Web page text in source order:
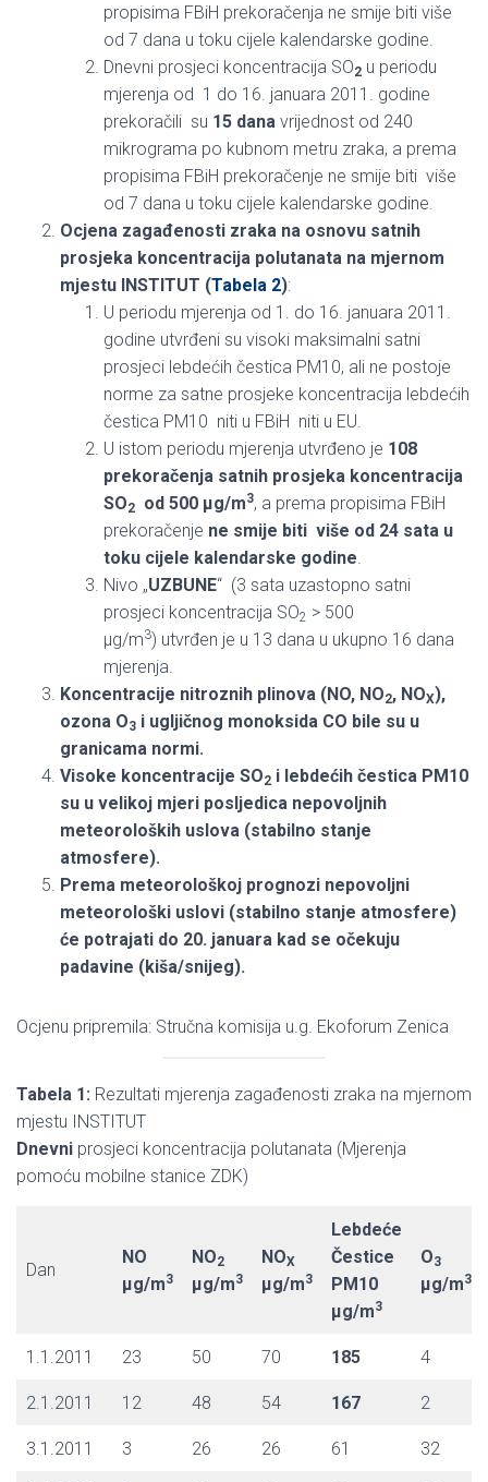
propisima FBiH prekoračenja ne smije biti više
od 7 dana u toku cijele kalendarske godine.
Dnevni prosjeci koncentracija SO2 u periodu
mjerenja od 1 do 16. januara 2011. godine
prekoračili su 15 dana vrijednost od 240
mikrograma po kubnom metru zraka, a prema
propisima FBiH prekoračenje ne smije biti više
od 7 dana u toku cijele kalendarske godine.
Ocjena zagađenosti zraka na osnovu satnih
prosjeka koncentracija polutanata na mjernom
mjestu INSTITUT (Tabela 2):
U periodu mjerenja od 1. do 16. januara 2011.
godine utvrđeni su visoki maksimalni satni
prosjeci lebdećih čestica PM10, ali ne postoje
norme za satne prosjeke koncentracija lebdećih
čestica PM10 niti u FBiH niti u EU.
U istom periodu mjerenja utvrđeno je 108
prekoračenja satnih prosjeka koncentracija
SO2 od 500 µg/m3, a prema propisima FBiH
prekoračenje ne smije biti više od 24 sata u
toku cijele kalendarske godine.
Nivo „UZBUNE“ (3 sata uzastopno satni
prosjeci koncentracija SO2 > 500
µg/m3) utvrđen je u 13 dana u ukupno 16 dana
mjerenja.
Koncentracije nitroznih plinova (NO, NO2, NOX),
ozona O3 i ugljičnog monoksida CO bile su u
granicama normi.
Visoke koncentracije SO2 i lebdećih čestica PM10
su u velikoj mjeri posljedica nepovoljnih
meteoroloških uslova (stabilno stanje
atmosfere).
Prema meteorološkoj prognozi nepovoljni
meteorološki uslovi (stabilno stanje atmosfere)
će potrajati do 20. januara kad se očekuju
padavine (kiša/snijeg).
Ocjenu pripremila: Stručna komisija u.g. Ekoforum Zenica
Tabela 1: Rezultati mjerenja zagađenosti zraka na mjernom
mjestu INSTITUT
Dnevni prosjeci koncentracija polutanata (Mjerenja
pomoću mobilne stanice ZDK)
Dan
NO
µg/m3
NO2
µg/m3
NOX
µg/m3
Lebdeće
Čestice
PM10
µg/m3
O3
µg/m3
1.1.2011 23 50 70 185 4
2.1.2011 12 48 54 167 2
3.1.2011 3 26 26 61 32